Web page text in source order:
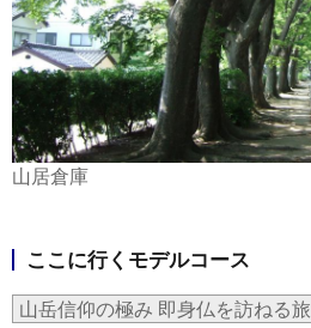
山居倉庫
ここに行くモデルコース
山岳信仰の極み 即身仏を訪ねる旅